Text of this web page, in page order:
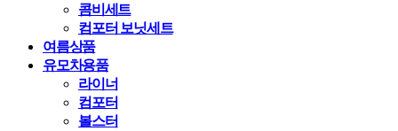
콤비세트
컴포터 보닛세트
여름상품
유모차용품
라이너
컴포터
볼스터